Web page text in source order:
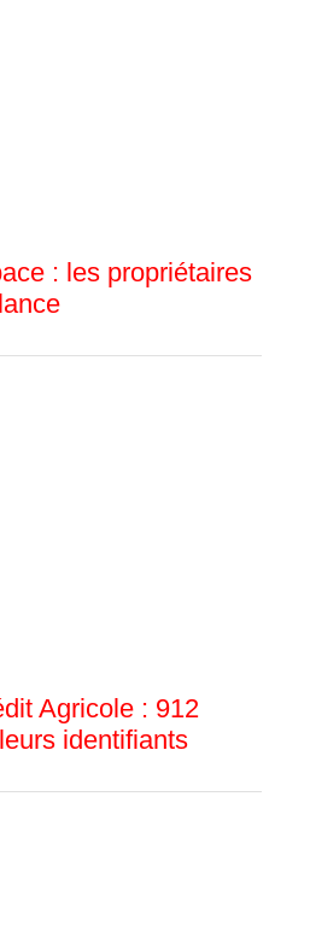
: les propriétaires
Agricole : 912
identifiants